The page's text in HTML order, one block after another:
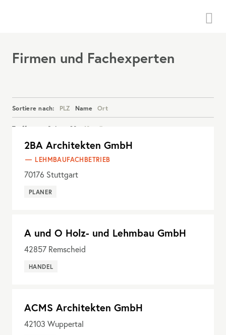
Firmen und Fachexperten
Sortiere nach: PLZ Name Ort
Treffer pro Seite: 20 40 alle
Details anzeigen
2BA Architekten GmbH
LEHMBAUFACHBETRIEB
70176 Stuttgart
PLANER
A und O Holz- und Lehmbau GmbH
42857 Remscheid
HANDEL
ACMS Architekten GmbH
42103 Wuppertal